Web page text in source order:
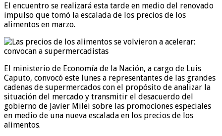
El encuentro se realizará esta tarde en medio del renovado
impulso que tomó la escalada de los precios de los
alimentos en marzo.
El ministerio de Economía de la Nación, a cargo de Luis
Caputo, convocó este lunes a representantes de las grandes
cadenas de supermercados con el propósito de analizar la
situación del mercado y transmitir el desacuerdo del
gobierno de Javier Milei sobre las promociones especiales
en medio de una nueva escalada en los precios de los
alimentos.